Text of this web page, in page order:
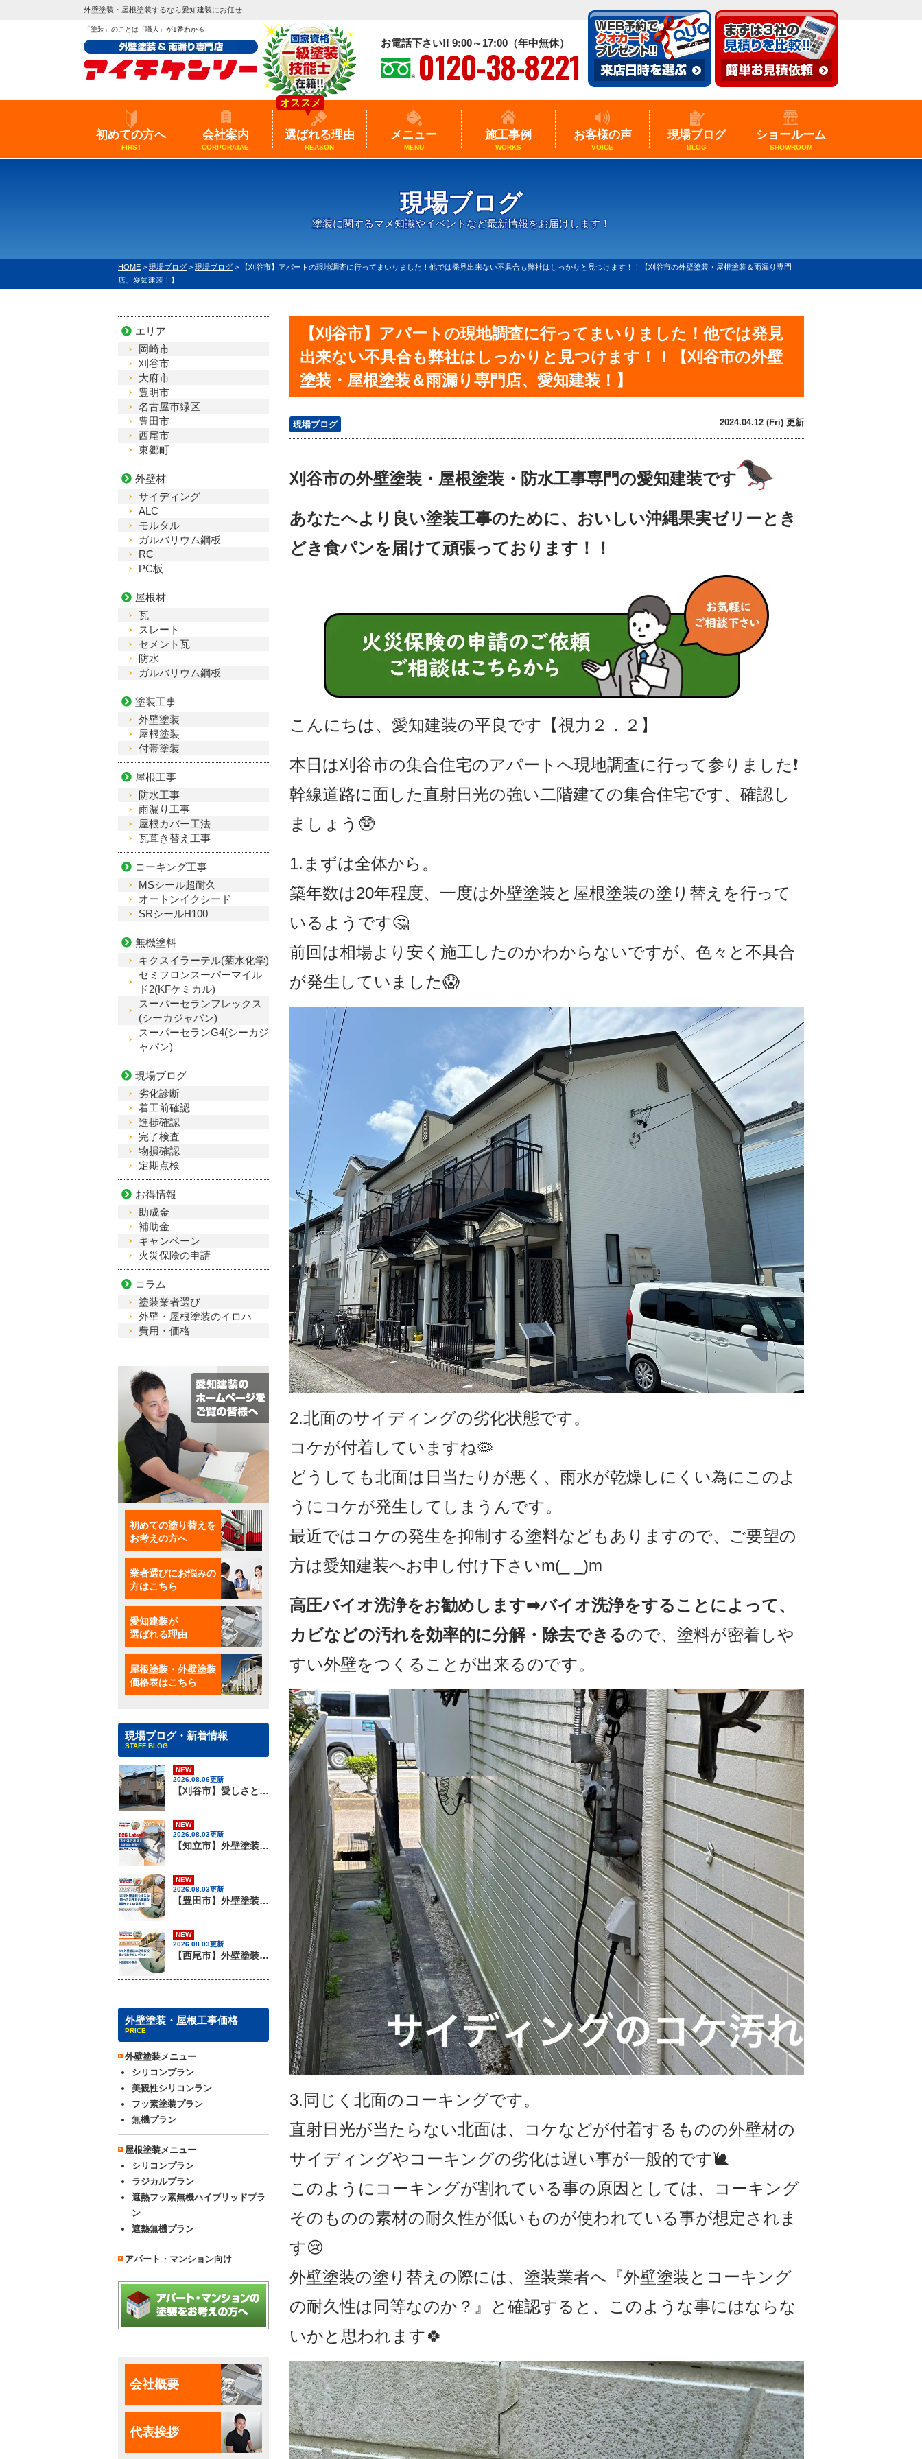
外壁塗装・屋根塗装するなら愛知建装にお任せ
「塗装」のことは「職人」が1番わかる
お電話下さい!! 9:00～17:00（年中無休）
0120-38-8221
初めての方へ
FIRST
会社案内
CORPORATAE
選ばれる理由
REASON
オススメ
メニュー
MENU
施工事例
WORKS
お客様の声
VOICE
現場ブログ
BLOG
ショールーム
SHOWROOM
現場ブログ
塗装に関するマメ知識やイベントなど最新情報をお届けします！
HOME > 現場ブログ > 現場ブログ >
【刈谷市】アパートの現地調査に行ってまいりました！他では発見出来ない不具合も弊社はしっかりと見つけます！！【刈谷市の外壁塗装・屋根塗装＆雨漏り専門
店、愛知建装！】
【刈谷市】アパートの現地調査に行ってまいりました！他では発見
出来ない不具合も弊社はしっかりと見つけます！！【刈谷市の外壁
塗装・屋根塗装＆雨漏り専門店、愛知建装！】
現場ブログ 2024.04.12 (Fri) 更新
刈谷市の外壁塗装・屋根塗装・防水工事専門の愛知建装です
あなたへより良い塗装工事のために、おいしい沖縄果実ゼリーとき
どき食パンを届けて頑張っております！！
こんにちは、愛知建装の平良です【視力２．２】
本日は刈谷市の集合住宅のアパートへ現地調査に行って参りました❗️
幹線道路に面した直射日光の強い二階建ての集合住宅です、確認し
ましょう🥸
1.まずは全体から。
築年数は20年程度、一度は外壁塗装と屋根塗装の塗り替えを行って
いるようです🤔
前回は相場より安く施工したのかわからないですが、色々と不具合
が発生していました😱
2.北面のサイディングの劣化状態です。
コケが付着していますね🦠
どうしても北面は日当たりが悪く、雨水が乾燥しにくい為にこのよ
うにコケが発生してしまうんです。
最近ではコケの発生を抑制する塗料などもありますので、ご要望の
方は愛知建装へお申し付け下さいm(_ _)m
高圧バイオ洗浄をお勧めします➡バイオ洗浄をすることによって、
カビなどの汚れを効率的に分解・除去できるので、塗料が密着しや
すい外壁をつくることが出来るのです。
3.同じく北面のコーキングです。
直射日光が当たらない北面は、コケなどが付着するものの外壁材の
サイディングやコーキングの劣化は遅い事が一般的です🐌
このようにコーキングが割れている事の原因としては、コーキング
そのものの素材の耐久性が低いものが使われている事が想定されま
す😢
外壁塗装の塗り替えの際には、塗装業者へ『外壁塗装とコーキング
の耐久性は同等なのか？』と確認すると、このような事にはならな
いかと思われます🍀
エリア
岡崎市
刈谷市
大府市
豊明市
名古屋市緑区
豊田市
西尾市
東郷町
外壁材
サイディング
ALC
モルタル
ガルバリウム鋼板
RC
PC板
屋根材
瓦
スレート
セメント瓦
防水
ガルバリウム鋼板
塗装工事
外壁塗装
屋根塗装
付帯塗装
屋根工事
防水工事
雨漏り工事
屋根カバー工法
瓦葺き替え工事
コーキング工事
MSシール超耐久
オートンイクシード
SRシールH100
無機塗料
キクスイラーテル(菊水化学)
セミフロンスーパーマイル
ド2(KFケミカル)
スーパーセランフレックス
(シーカジャパン)
スーパーセランG4(シーカジ
ャパン)
現場ブログ
劣化診断
着工前確認
進捗確認
完了検査
物損確認
定期点検
お得情報
助成金
補助金
キャンペーン
火災保険の申請
コラム
塗装業者選び
外壁・屋根塗装のイロハ
費用・価格
初めての塗り替えを
お考えの方へ
業者選びにお悩みの
方はこちら
愛知建装が
選ばれる理由
屋根塗装・外壁塗装
価格表はこちら
現場ブログ・新着情報
STAFF BLOG
NEW
2026.08.06更新
【刈谷市】愛しさと、ニチハのパミールと、心強さと・・・、屋根材のカバー工法はアイチケンソーへ！！
NEW
2026.08.03更新
【知立市】外壁塗装を行う際に知っておきたい足場組みの重要性『無機塗料専門店の愛知建装』
NEW
2026.08.03更新
【豊田市】外壁塗装を行う際に知っておきたい足場組み立ての注意事項『無機塗料専門店の愛知建装』
NEW
2026.08.03更新
【西尾市】外壁塗装を行う際に知っておきたい足場組み立てのポイント『無機塗料専門店の愛知建装』
外壁塗装・屋根工事価格
PRICE
外壁塗装メニュー
シリコンプラン
美観性シリコンラン
フッ素塗装プラン
無機プラン
屋根塗装メニュー
シリコンプラン
ラジカルプラン
遮熱フッ素無機ハイブリッドプラ
ン
遮熱無機プラン
アパート・マンション向け
会社概要
代表挨拶